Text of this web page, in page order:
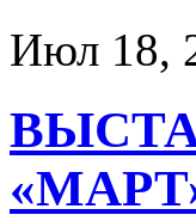
Июл 18,